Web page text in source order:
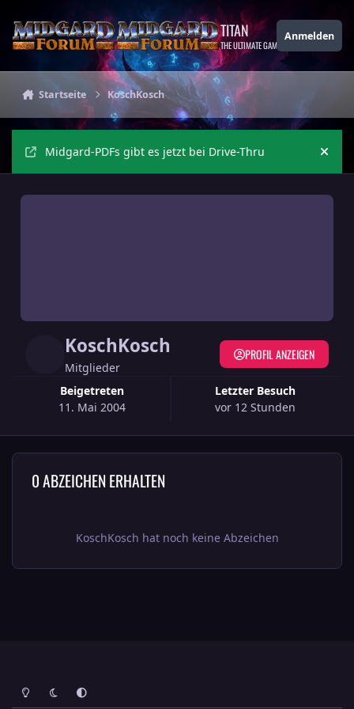
TITAN
THE ULTIMATE GAMING THEME
Anmelden
Startseite KoschKosch
Midgard-PDFs gibt es jetzt bei Drive-Thru
KoschKosch
Mitglieder
Beigetreten
11. Mai 2004
Letzter Besuch
vor 12 Stunden
PROFIL ANZEIGEN
0 ABZEICHEN ERHALTEN
KoschKosch hat noch keine Abzeichen
Heller ModusDunkler ModusSystemeinstellung